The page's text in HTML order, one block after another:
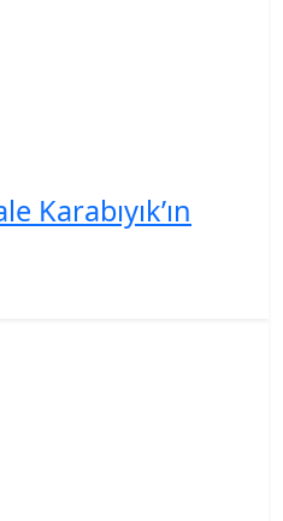
Karabıyık’ın